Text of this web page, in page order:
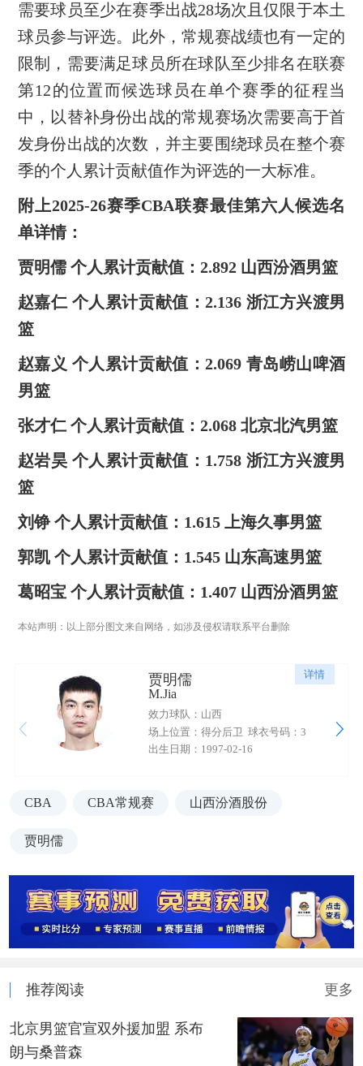
需要球员至少在赛季出战28场次且仅限于本土
球员参与评选。此外，常规赛战绩也有一定的
限制，需要满足球员所在球队至少排名在联赛
第12的位置而候选球员在单个赛季的征程当
中，以替补身份出战的常规赛场次需要高于首
发身份出战的次数，并主要围绕球员在整个赛
季的个人累计贡献值作为评选的一大标准。
附上2025-26赛季CBA联赛最佳第六人候选名
单详情：
贾明儒 个人累计贡献值：2.892 山西汾酒男篮
赵嘉仁 个人累计贡献值：2.136 浙江方兴渡男
篮
赵嘉义 个人累计贡献值：2.069 青岛崂山啤酒
男篮
张才仁 个人累计贡献值：2.068 北京北汽男篮
赵岩昊 个人累计贡献值：1.758 浙江方兴渡男
篮
刘铮 个人累计贡献值：1.615 上海久事男篮
郭凯 个人累计贡献值：1.545 山东高速男篮
葛昭宝 个人累计贡献值：1.407 山西汾酒男篮
本站声明：以上部分图文来自网络，如涉及侵权请联系平台删除
详情
贾明儒
M.Jia
效力球队：山西
场上位置：得分后卫 球衣号码：3
出生日期：1997-02-16
CBA CBA常规赛 山西汾酒股份
贾明儒
推荐阅读 更多
北京男篮官宣双外援加盟 系布
朗与桑普森